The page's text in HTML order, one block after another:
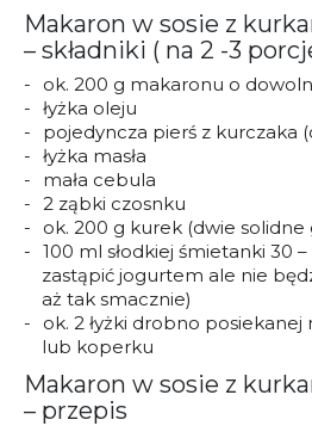
Makaron w sosie z
– składniki ( na 2 -3
ok. 200 g makaronu o
łyżka oleju
pojedyncza pierś z kurczaka
łyżka masła
mała cebula
2 ząbki czosnku
ok. 200 g kurek (dwie solidne
100 ml słodkiej śmietanki 30
zastąpić jogurtem ale nie
aż tak smacznie)
ok. 2 łyżki drobno posiekanej
lub koperku
Makaron w sosie z
– przepis